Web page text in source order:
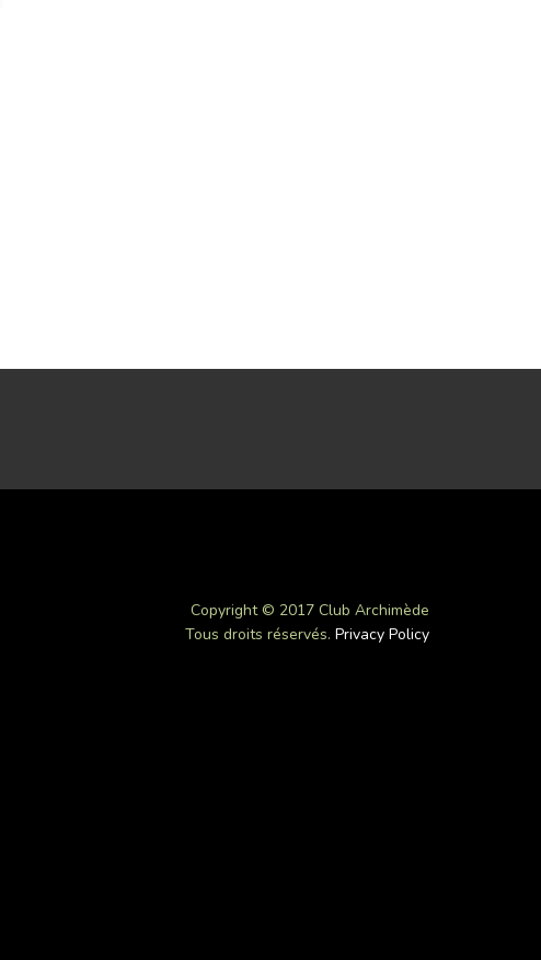
Copyright © 2017 Club Archimède
Tous droits réservés. Privacy Policy